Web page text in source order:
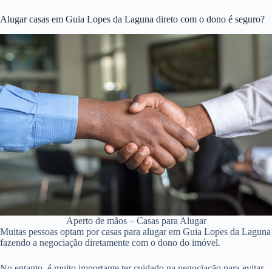
Alugar casas em Guia Lopes da Laguna direto com o dono é seguro?
Aperto de mãos – Casas para Alugar
Muitas pessoas optam por casas para alugar em Guia Lopes da Laguna
fazendo a negociação diretamente com o dono do imóvel.